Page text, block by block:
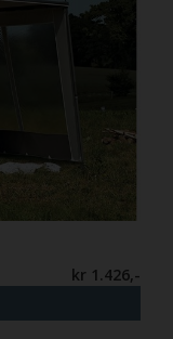
kr 1.426,-